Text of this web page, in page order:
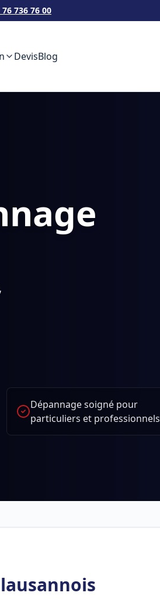
76 736 76 00
DevisBlog
Dépannage soigné pour
particuliers et professionnels